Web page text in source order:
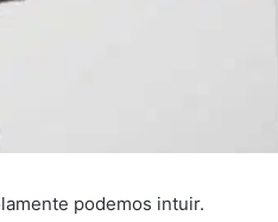
podemos intuir.